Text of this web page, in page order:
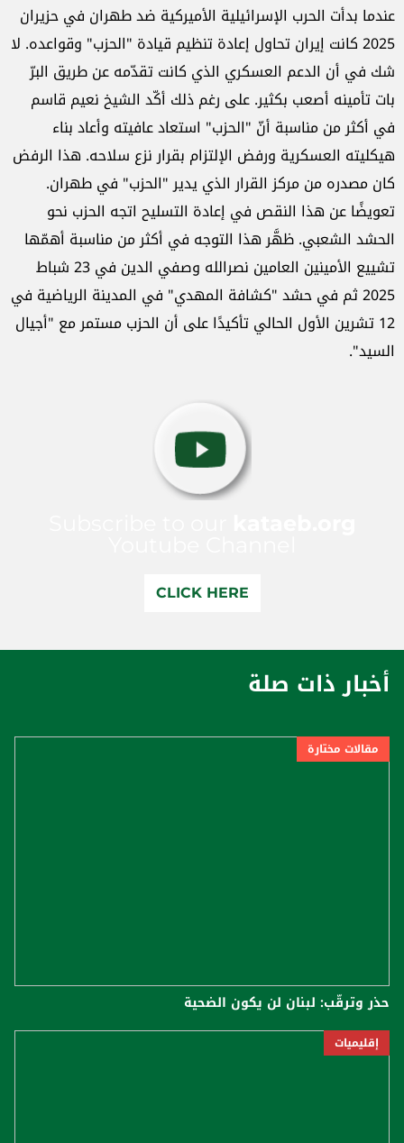
عندما بدأت الحرب الإسرائيلية الأميركية ضد طهران في حزيران
2025 كانت إيران تحاول إعادة تنظيم قيادة "الحزب" وقواعده. لا
شك في أن الدعم العسكري الذي كانت تقدّمه عن طريق البرّ
بات تأمينه أصعب بكثير. على رغم ذلك أكّد الشيخ نعيم قاسم
في أكثر من مناسبة أنّ "الحزب" استعاد عافيته وأعاد بناء
هيكليته العسكرية ورفض الإلتزام بقرار نزع سلاحه. هذا الرفض
كان مصدره من مركز القرار الذي يدير "الحزب" في طهران.
تعويضًا عن هذا النقص في إعادة التسليح اتجه الحزب نحو
الحشد الشعبي. ظهَّر هذا التوجه في أكثر من مناسبة أهمّها
تشييع الأمينين العامين نصرالله وصفي الدين في 23 شباط
2025 ثم في حشد "كشافة المهدي" في المدينة الرياضية في
12 تشرين الأول الحالي تأكيدًا على أن الحزب مستمر مع "أجيال
السيد".
CLICK HERE
أخبار ذات صلة
مقالات مختارة
حذر وترقّب: لبنان لن يكون الضحية
إقليميات